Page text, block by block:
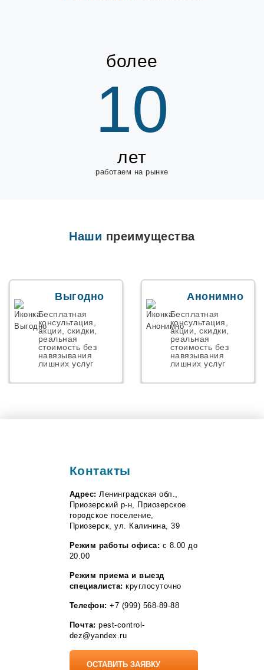
более
10
лет
работаем на рынке
Наши преимущества
Выгодно
Бесплатная
консультация,
акции, скидки,
реальная
стоимость без
навязывания
лишних услуг
Анонимно
Бесплатная
консультация,
акции, скидки,
реальная
стоимость без
навязывания
лишних услуг
Контакты
Адрес: Ленинградская обл.,
Приозерский р-н, Приозерское
городское поселение,
Приозерск, ул. Калинина, 39
Режим работы офиса: с 8.00 до
20.00
Режим приема и выезд
специалиста: круглосуточно
Телефон: +7 (999) 568-89-88
Почта: pest-control-
dez@yandex.ru